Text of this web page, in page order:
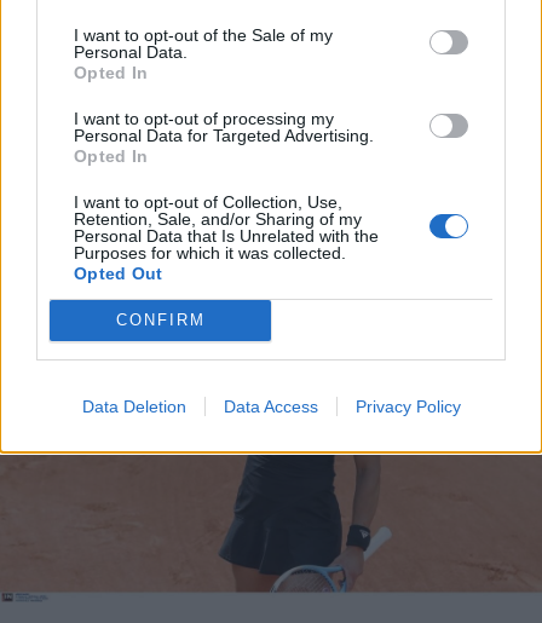
I want to opt-out of the Sale of my
Personal Data.
Opted In
I want to opt-out of processing my
Personal Data for Targeted Advertising.
Opted In
I want to opt-out of Collection, Use,
Retention, Sale, and/or Sharing of my
Personal Data that Is Unrelated with the
Purposes for which it was collected.
Opted Out
CONFIRM
Data Deletion Data Access Privacy Policy
Photo 2/4
Σάκκαρη - Roland Garros: Λύγισε η Μαρία, αλλά ο τίτλος
θα έρθει... (video)